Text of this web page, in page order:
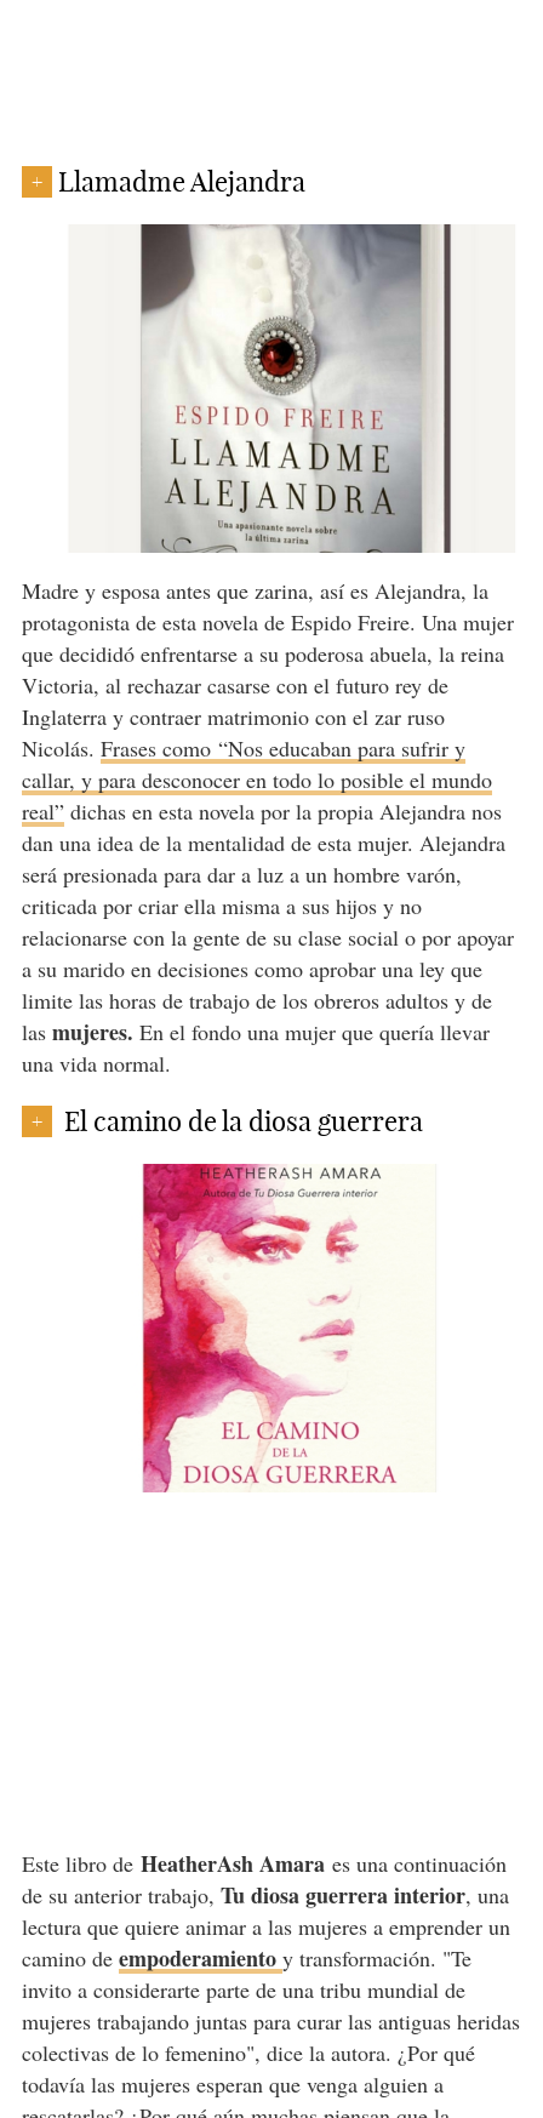
+ Llamadme Alejandra
Madre y esposa antes que zarina, así es Alejandra, la
protagonista de esta novela de Espido Freire. Una mujer
que decididó enfrentarse a su poderosa abuela, la reina
Victoria, al rechazar casarse con el futuro rey de
Inglaterra y contraer matrimonio con el zar ruso
Nicolás. Frases como “Nos educaban para sufrir y
callar, y para desconocer en todo lo posible el mundo
real”dichas en esta novela por la propia Alejandra nos
dan una idea de la mentalidad de esta mujer. Alejandra
será presionada para dar a luz a un hombre varón,
criticada por criar ella misma a sus hijos y no
relacionarse con la gente de su clase social o por apoyar
a su marido en decisiones como aprobar una ley que
limite las horas de trabajo de los obreros adultos y de
las mujeres. En el fondo una mujer que quería llevar
una vida normal.
+ El camino de la diosa guerrera
Este libro de HeatherAsh Amara es una continuación
de su anterior trabajo, Tu diosa guerrera interior, una
lectura que quiere animar a las mujeres a emprender un
camino de empoderamiento y transformación. "Te
invito a considerarte parte de una tribu mundial de
mujeres trabajando juntas para curar las antiguas heridas
colectivas de lo femenino", dice la autora. ¿Por qué
todavía las mujeres esperan que venga alguien a